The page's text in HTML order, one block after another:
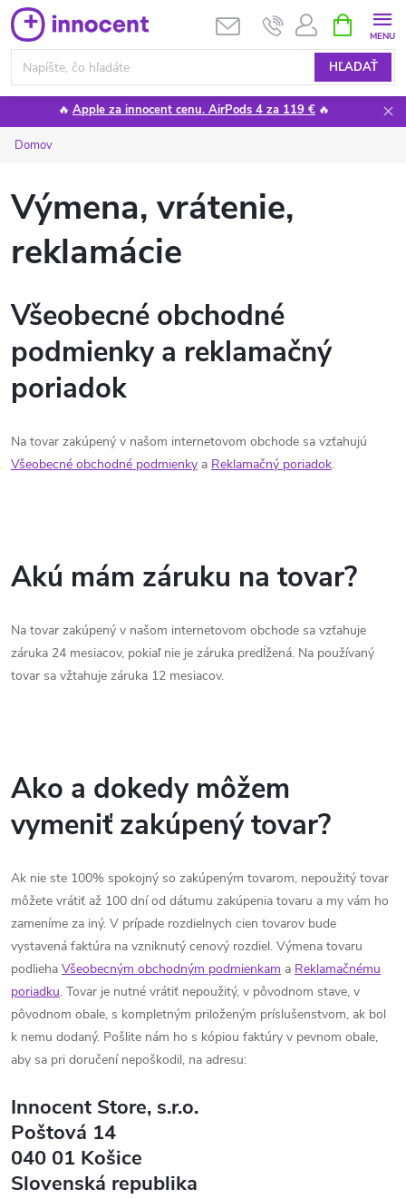
Prejsť
na
obsah
HĽADAŤ
KOŠÍK
🔥 Apple za innocent cenu. AirPods 4 za 119 € 🔥
Domov
Výmena, vrátenie,
reklamácie
Všeobecné obchodné
podmienky a reklamačný
poriadok
Na tovar zakúpený v našom internetovom obchode sa vzťahujú
Všeobecné obchodné podmienky a Reklamačný poriadok.
Akú mám záruku na tovar?
Na tovar zakúpený v našom internetovom obchode sa vzťahuje
záruka 24 mesiacov, pokiaľ nie je záruka predĺžená. Na používaný
tovar sa vžtahuje záruka 12 mesiacov.
Ako a dokedy môžem
vymeniť zakúpený tovar?
Ak nie ste 100% spokojný so zakúpeným tovarom, nepoužitý tovar
môžete vrátiť až 100 dní od dátumu zakúpenia tovaru a my vám ho
zameníme za iný. V prípade rozdielnych cien tovarov bude
vystavená faktúra na vzniknutý cenový rozdiel. Výmena tovaru
podlieha Všeobecným obchodným podmienkam a Reklamačnému
poriadku. Tovar je nutné vrátiť nepoužitý, v pôvodnom stave, v
pôvodnom obale, s kompletným priloženým príslušenstvom, ak bol
k nemu dodaný. Pošlite nám ho s kópiou faktúry v pevnom obale,
aby sa pri doručení nepoškodil, na adresu:
Innocent Store, s.r.o.
Poštová 14
040 01 Košice
Slovenská republika